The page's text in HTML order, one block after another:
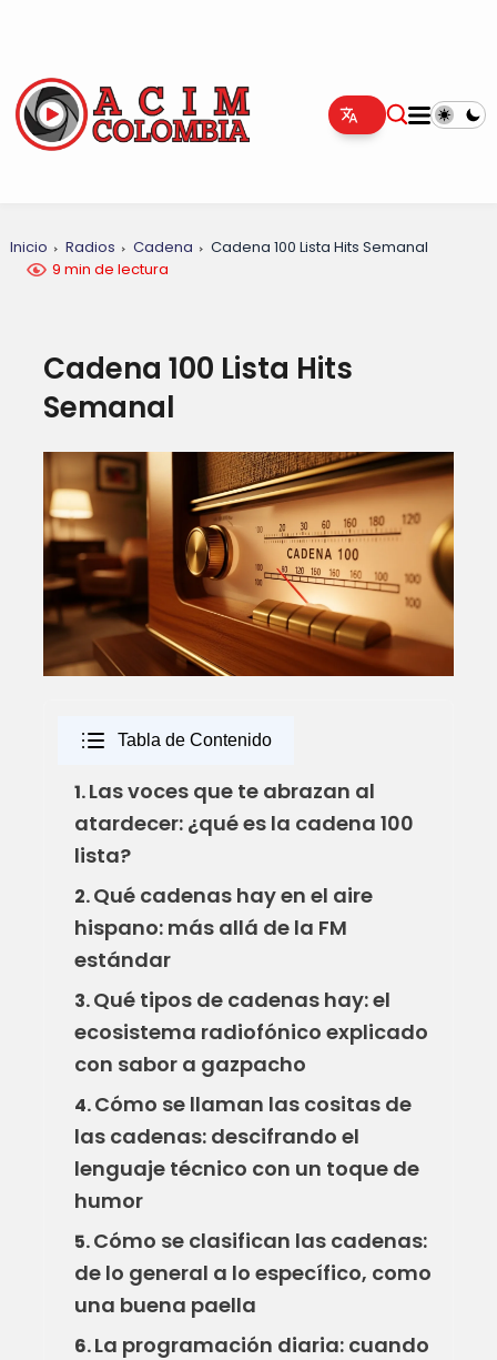
Inicio Radios Cadena
Cadena 100 Lista Hits Semanal
9 min de lectura
Cadena 100 Lista Hits
Semanal
Tabla de Contenido
1.Las voces que te abrazan al
atardecer: ¿qué es la cadena 100
lista?
2.Qué cadenas hay en el aire
hispano: más allá de la FM
estándar
3.Qué tipos de cadenas hay: el
ecosistema radiofónico explicado
con sabor a gazpacho
4.Cómo se llaman las cositas de
las cadenas: descifrando el
lenguaje técnico con un toque de
humor
5.Cómo se clasifican las cadenas:
de lo general a lo específico, como
una buena paella
6.La programación diaria: cuando